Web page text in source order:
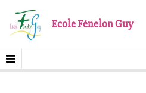
Ecole Fénelon Guy